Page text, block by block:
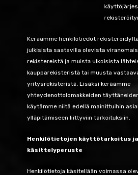
Keräämme henkilötiedot
julkisista saatavilla olevista
rekistereistä ja muista ulkoisista
kaupparekisteristä tai muusta
yritysrekisteristä. Lisäksi keräämme
yhteydenottolomakkeiden
käytämme niitä edellä mainittuihin
ylläpitämiseen liittyviin tarkoituksiin.
Henkilötietojen käyttötarkoitus ja
käsittelyperuste
Henkilötietoja käsitellään voimassa